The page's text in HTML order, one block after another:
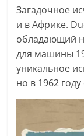
Загадочное
и в Африке.
обладающий
для машины
уникальное
но в 1962